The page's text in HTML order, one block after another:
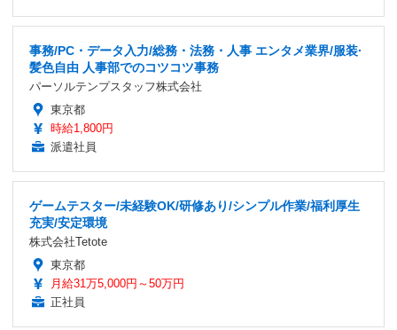
事務/PC・データ入力/総務・法務・人事 エンタメ業界/服装·
髪色自由 人事部でのコツコツ事務
パーソルテンプスタッフ株式会社
東京都
時給1,800円
派遣社員
ゲームテスター/未経験OK/研修あり/シンプル作業/福利厚生
充実/安定環境
株式会社Tetote
東京都
月給31万5,000円～50万円
正社員